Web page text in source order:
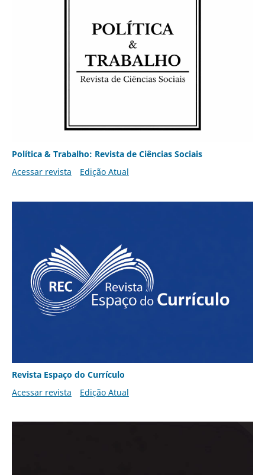
Política & Trabalho: Revista de Ciências Sociais
Acessar revista
Edição Atual
Revista Espaço do Currículo
Acessar revista
Edição Atual